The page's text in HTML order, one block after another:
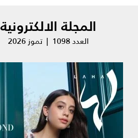
المجلة الالكترونية
العدد 1098 | تموز 2026